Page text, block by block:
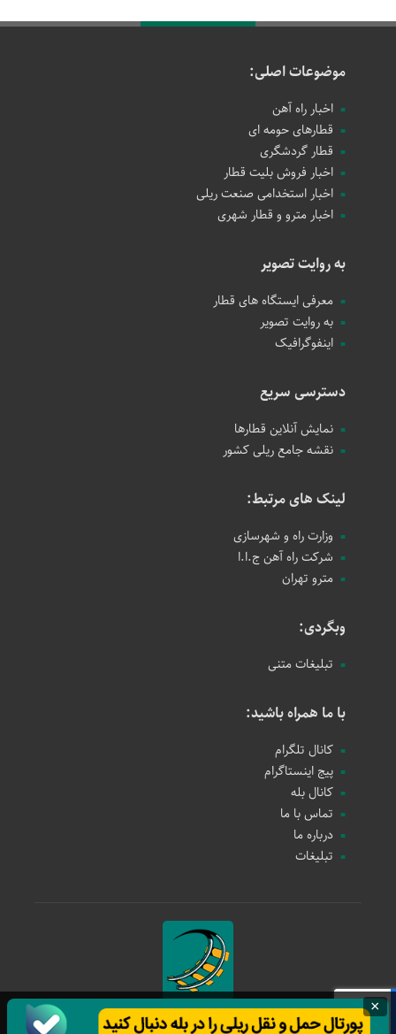
موضوعات اصلی:
اخبار راه آهن
قطارهای حومه ای
قطار گردشگری
اخبار فروش بلیت قطار
اخبار استخدامی صنعت ریلی
اخبار مترو و قطار شهری
به روایت تصویر
معرفی ایستگاه های قطار
به روایت تصویر
اینفوگرافیک
دسترسی سریع
نمایش آنلاین قطارها
نقشه جامع ریلی کشور
لینک های مرتبط:
وزارت راه و شهرسازی
شرکت راه آهن ج.ا.ا
مترو تهران
وبگردی:
تبلیغات متنی
با ما همراه باشید:
کانال تلگرام
پیج اینستاگرام
کانال بله
تماس با ما
درباره ما
تبلیغات
حمل و نقل ریلی
×